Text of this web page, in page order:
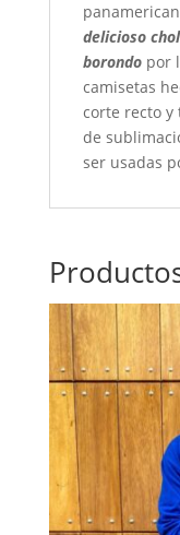
delicioso
borondopor
camisetas
corte recto y
de
ser usadas